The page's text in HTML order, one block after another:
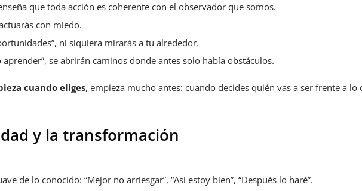
que toda acción es coherente con el observador que somos.
con miedo.
ni siquiera mirarás a tu alrededor.
se abrirán caminos donde antes solo había obstáculos.
cuando eliges, empieza mucho antes: cuando decides quién vas a ser frente a lo
y la transformación
de lo conocido: “Mejor no arriesgar”, “Así estoy bien”, “Después lo haré”.